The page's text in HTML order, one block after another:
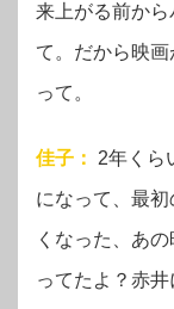
来上がる前か
て。だから映画
って。
佳子：
2年くら
になって、最
くなった、あ
ってたよ？赤